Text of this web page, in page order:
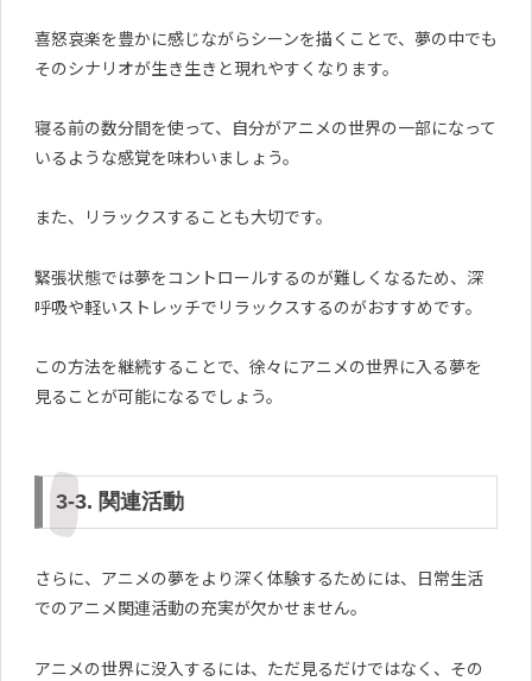
喜怒哀楽を豊かに感じながらシーンを描くことで、夢の中でも
そのシナリオが生き生きと現れやすくなります。
寝る前の数分間を使って、自分がアニメの世界の一部になって
いるような感覚を味わいましょう。
また、リラックスすることも大切です。
緊張状態では夢をコントロールするのが難しくなるため、深
呼吸や軽いストレッチでリラックスするのがおすすめです。
この方法を継続することで、徐々にアニメの世界に入る夢を
見ることが可能になるでしょう。
3-3. 関連活動
さらに、アニメの夢をより深く体験するためには、日常生活
でのアニメ関連活動の充実が欠かせません。
アニメの世界に没入するには、ただ見るだけではなく、その